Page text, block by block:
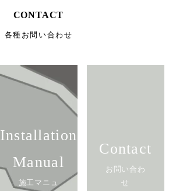
CONTACT
各種お問い合わせ
Installation
Manual
施工マニュ
Contact
お問い合わ
せ